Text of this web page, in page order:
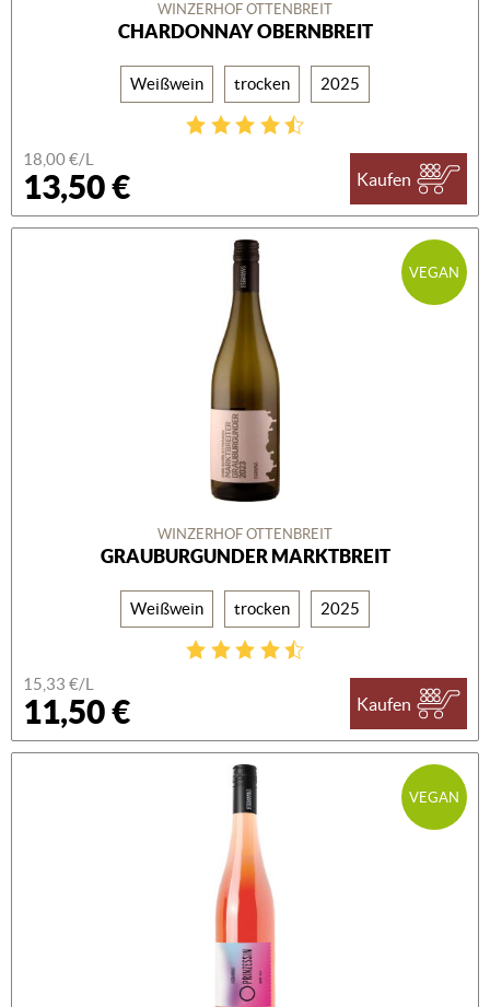
WINZERHOF OTTENBREIT
CHARDONNAY OBERNBREIT
Weißwein trocken 2025
18,00 €/L
13,50 € Kaufen
VEGAN
WINZERHOF OTTENBREIT
GRAUBURGUNDER MARKTBREIT
Weißwein trocken 2025
15,33 €/L
11,50 € Kaufen
VEGAN